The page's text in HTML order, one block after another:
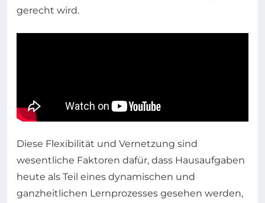
gerecht wird.
Diese Flexibilität und Vernetzung sind
wesentliche Faktoren dafür, dass Hausaufgaben
heute als Teil eines dynamischen und
ganzheitlichen Lernprozesses gesehen werden,